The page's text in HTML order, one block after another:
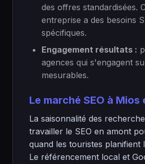
des offres standardisées.
entreprise a des besoins
spécifiques.
Engagement résultats :
agences qui s'engagent
mesurables.
Le marché SEO à Mios
La saisonnalité des
travailler le SEO en amont
quand les touristes planifient
Le référencement local et